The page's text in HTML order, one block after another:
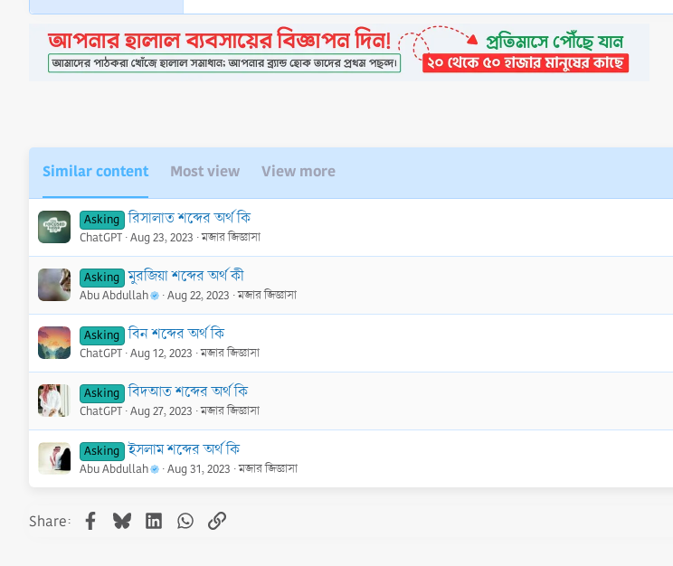
Similar content Most view View more
Asking রিসালাত শব্দের অর্থ কি
ChatGPT Aug 23, 2023 মজার জিজ্ঞাসা
Asking মুরজিয়া শব্দের অর্থ কী
Abu Abdullah Aug 22, 2023 মজার জিজ্ঞাসা
Asking বিন শব্দের অর্থ কি
ChatGPT Aug 12, 2023 মজার জিজ্ঞাসা
Asking বিদআত শব্দের অর্থ কি
ChatGPT Aug 27, 2023 মজার জিজ্ঞাসা
Asking ইসলাম শব্দের অর্থ কি
Abu Abdullah Aug 31, 2023 মজার জিজ্ঞাসা
Share: Facebook
BlueskyLinkedInWhatsApp
Link